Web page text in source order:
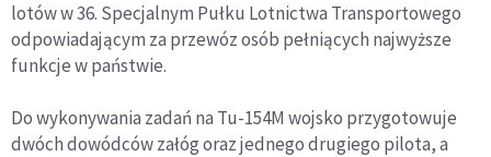
lotów w 36. Specjalnym Pułku Lotnictwa Transportowego
odpowiadającym za przewóz osób pełniących najwyższe
funkcje w państwie.
Do wykonywania zadań na Tu-154M wojsko przygotowuje
dwóch dowódców załóg oraz jednego drugiego pilota, a